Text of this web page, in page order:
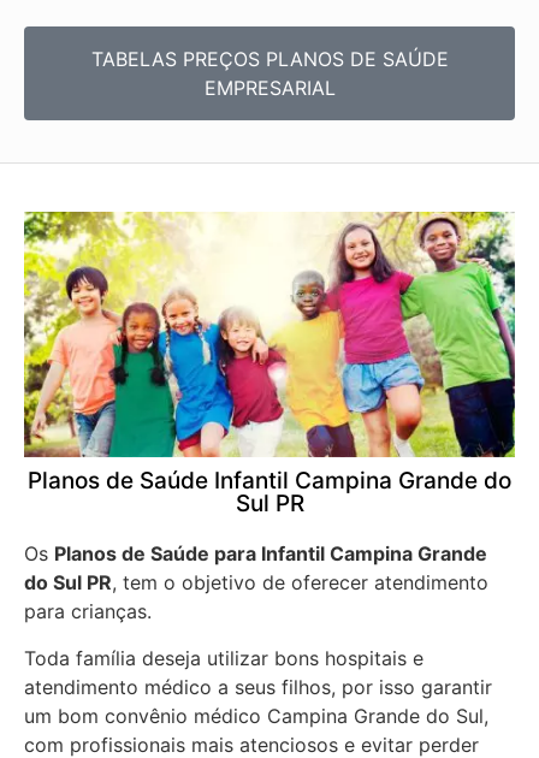
TABELAS PREÇOS PLANOS DE SAÚDE
EMPRESARIAL
Planos de Saúde Infantil Campina Grande do
Sul PR
Os Planos de Saúde para Infantil Campina Grande
do Sul PR, tem o objetivo de oferecer atendimento
para crianças.
Toda família deseja utilizar bons hospitais e
atendimento médico a seus filhos, por isso garantir
um bom convênio médico Campina Grande do Sul,
com profissionais mais atenciosos e evitar perder